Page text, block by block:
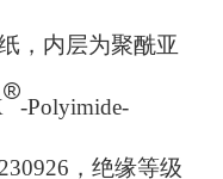
，内层为聚酰亚
®
-Polyimide-
，绝缘等级